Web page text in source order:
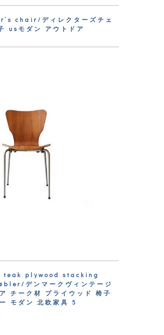
chair/ディレクターズチェ
usモダン アウトドア
plywood stacking
デンマークヴィンテージ
チーク材 プライウッド 椅子
モダン 北欧家具 5